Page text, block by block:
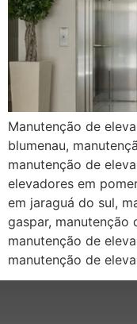
Manutenção de
blumenau,
manutenção de
elevadores em
em jaraguá do sul,
gaspar, manutenção
manutenção de
manutenção de